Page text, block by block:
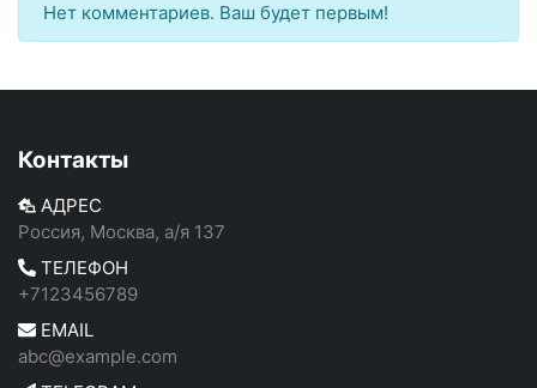
Нет комментариев. Ваш будет первым!
Контакты
АДРЕС
Россия, Москва, а/я 137
ТЕЛЕФОН
+7123456789
EMAIL
abc@example.com